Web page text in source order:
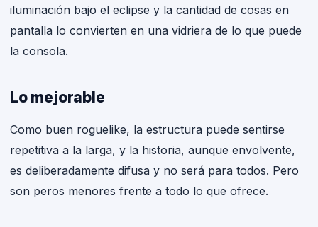
iluminación bajo el eclipse y la cantidad de cosas en
pantalla lo convierten en una vidriera de lo que puede
la consola.
Lo mejorable
Como buen roguelike, la estructura puede sentirse
repetitiva a la larga, y la historia, aunque envolvente,
es deliberadamente difusa y no será para todos. Pero
son peros menores frente a todo lo que ofrece.